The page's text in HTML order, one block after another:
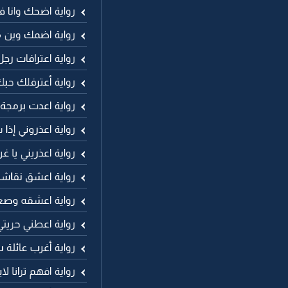
رواية اضحك
رواية اضمك
رواية اعترافات
رواية أعترفلك
رواية اعدت
رواية اعذروني
رواية اعذريني
رواية اعشق
رواية اعشقه
رواية اعطني
رواية أغرب
رواية افهم ترانا